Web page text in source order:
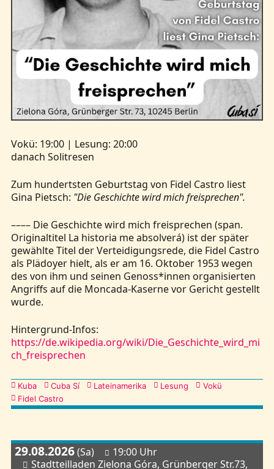
Vokü: 19:00 | Lesung: 20:00
danach Solitresen
Zum hundertsten Geburtstag von Fidel Castro liest
Gina Pietsch: "Die Geschichte wird mich freisprechen".
–––– Die Geschichte wird mich freisprechen (span.
Originaltitel La historia me absolverá) ist der später
gewählte Titel der Verteidigungsrede, die Fidel Castro
als Plädoyer hielt, als er am 16. Oktober 1953 wegen
des von ihm und seinen Genoss*innen organisierten
Angriffs auf die Moncada-Kaserne vor Gericht gestellt
wurde.
Hintergrund-Infos:
https://de.wikipedia.org/wiki/Die_Geschichte_wird_mi
ch_freisprechen
Kategorien
Kuba Cuba Sí Lateinamerika Lesung
Vokü
Fidel Castro
29.08.2026(Sa)
19:00 Uhr
Stadtteilladen Zielona Góra, Grünberger Str.73,